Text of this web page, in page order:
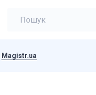
Magistr.ua